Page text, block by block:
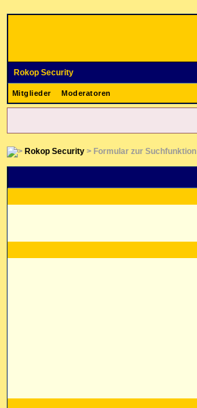
Rokop Security
Mitglieder Moderatoren
Rokop Security> Formular zur Suchfunktion